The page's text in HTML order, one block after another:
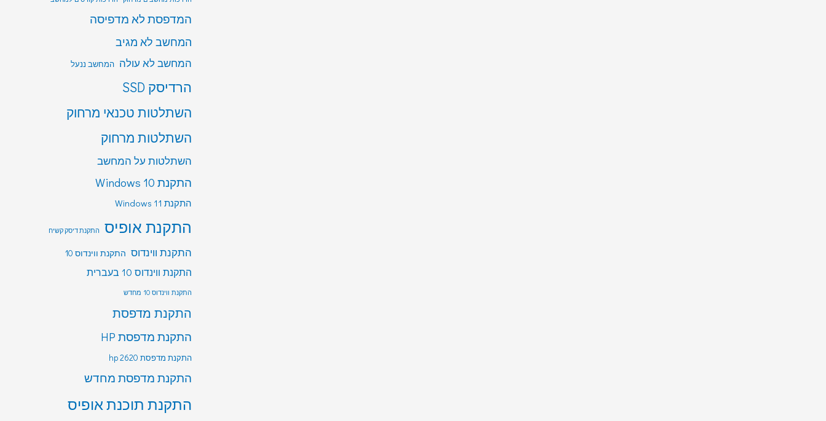
המדפסת לא מדפיסה
המחשב לא מגיב
המחשב לא עולה המחשב ננעל
הרדיסק SSD
השתלטות טכנאי מרחוק
השתלטות מרחוק
השתלטות על המחשב
התקנת Windows 10
התקנת Windows 11
התקנת אופיס התקנת דיסק קשיח
התקנת ווינדוס התקנת ווינדוס 10
התקנת ווינדוס 10 בעברית
התקנת ווינדוס 10 מחדש
התקנת מדפסת
התקנת מדפסת HP
התקנת מדפסת hp 2620
התקנת מדפסת מחדש
התקנת תוכנת אופיס